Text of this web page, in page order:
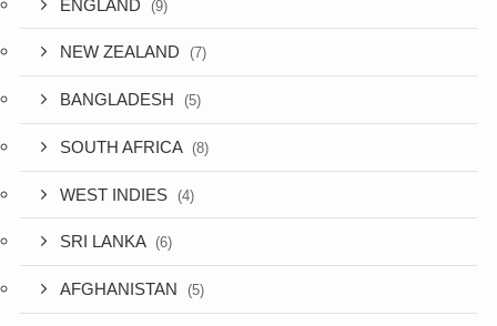
ENGLAND (9)
NEW ZEALAND (7)
BANGLADESH (5)
SOUTH AFRICA (8)
WEST INDIES (4)
SRI LANKA (6)
AFGHANISTAN (5)